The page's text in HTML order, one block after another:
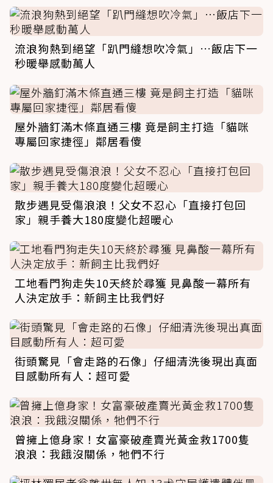
流浪狗熱到絕望「趴門縫想吹冷氣」…飯店下一
秒暖舉感動萬人
屋外牆釘滿木條直通三樓 竟是飼主打造「貓咪
專屬回家捷徑」鄰居看傻
散步遇見受傷浪浪！父女不忍心「直接打包回
家」親手養大180度變化超暖心
工地看門狗走失10天終於尋獲 見鼻酸一幕所有
人決定放手：新飼主比我們好
街頭驚見「會走路的石像」仔細清洗後現出真面
目感動所有人：超可愛
曾擁上億身家！女富豪破產賣光黃金救1700隻
浪浪：我餓沒關係，牠們不行